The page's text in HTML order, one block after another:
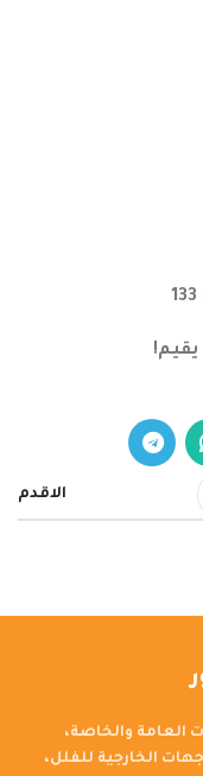
133
الاقدم
العامة والخاصة،
الخارجية للفلل،